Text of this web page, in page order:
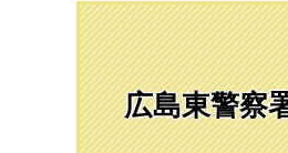
広島東警察